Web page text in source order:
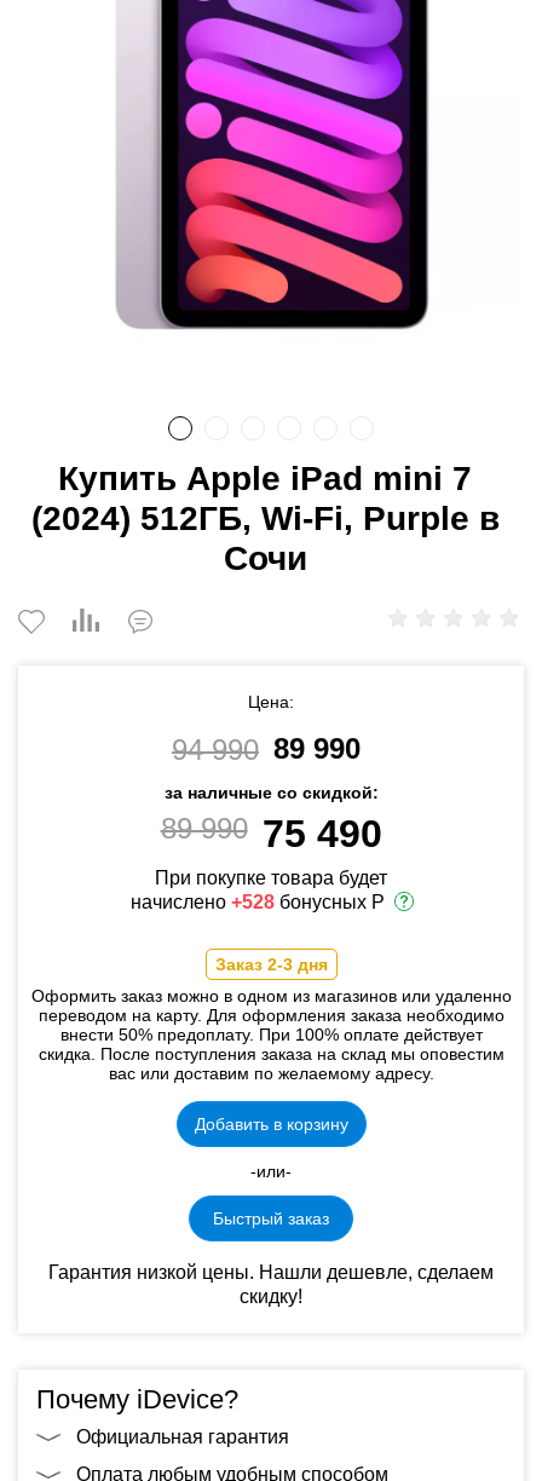
Купить Apple iPad mini 7
(2024) 512ГБ, Wi-Fi, Purple в
Сочи
Цена:
94 990 89 990
за наличные со скидкой:
89 990 75 490
При покупке товара будет
начислено +528 бонусных Р
Заказ 2-3 дня
Оформить заказ можно в одном из магазинов или удаленно
переводом на карту. Для оформления заказа необходимо
внести 50% предоплату. При 100% оплате действует
скидка. После поступления заказа на склад мы оповестим
вас или доставим по желаемому адресу.
Добавить в корзину
-или-
Быстрый заказ
Гарантия низкой цены. Нашли дешевле, сделаем
скидку!
Почему iDevice?
Официальная гарантия
Оплата любым удобным способом